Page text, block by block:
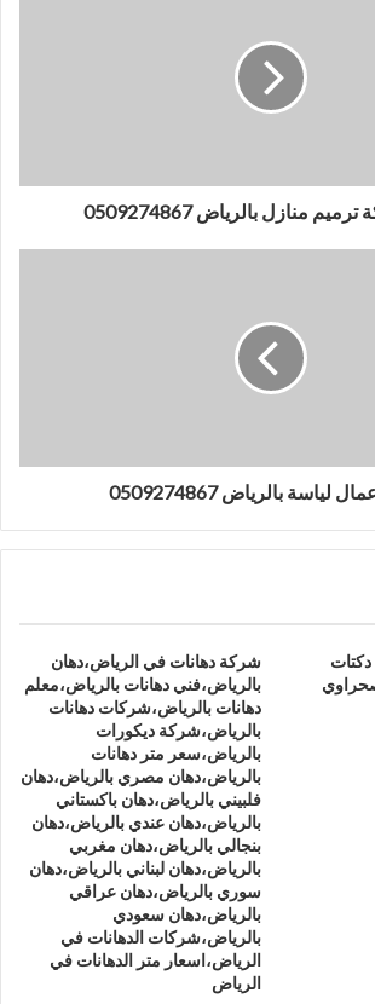
منازل بالرياض 0509274867
لياسة بالرياض 0509274867
شركة دهانات في الرياض،دهان
بالرياض،فني دهانات بالرياض،معلم
دهانات بالرياض،شركات دهانات
بالرياض،شركة ديكورات
بالرياض،سعر متر دهانات
بالرياض،دهان مصري بالرياض،دهان
فلبيني بالرياض،دهان باكستاني
بالرياض،دهان عندي بالرياض،دهان
بنجالي بالرياض،دهان مغربي
بالرياض،دهان لبناني بالرياض،دهان
سوري بالرياض،دهان عراقي
بالرياض،دهان سعودي
بالرياض،شركات الدهانات في
الرياض،اسعار متر الدهانات في
الرياض